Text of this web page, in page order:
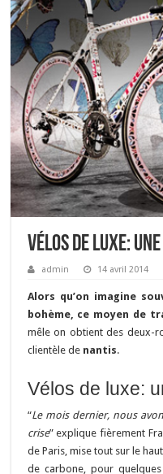
Vélos de luxe:
admin 14 avril 2014
Alors qu’on imagine
bohème, ce moyen de
mêle on obtient des deux-
clientèle de nantis.
Vélos de luxe:
“Le mois dernier, nous
crise” explique fièrement
de Paris, mise tout sur le
de carbone, pour